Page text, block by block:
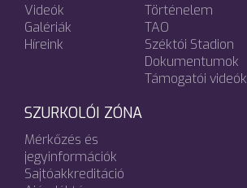
Videók
Galériák
Híreink
Történelem
TAO
Széktói Stadion
Dokumentumok
Támogatói videók
SZURKOLÓI ZÓNA
Mérkőzés és
jegyinformációk
Sajtóakkreditáció